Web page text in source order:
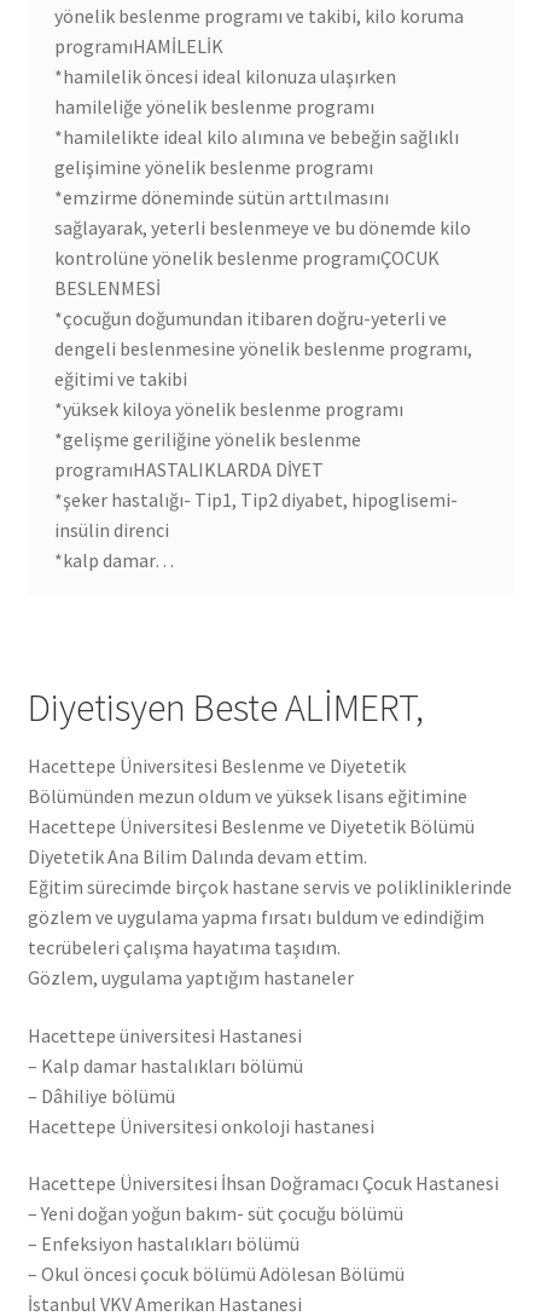
yönelik beslenme programı ve takibi, kilo koruma
programıHAMİLELİK
*hamilelik öncesi ideal kilonuza ulaşırken
hamileliğe yönelik beslenme programı
*hamilelikte ideal kilo alımına ve bebeğin sağlıklı
gelişimine yönelik beslenme programı
*emzirme döneminde sütün arttılmasını
sağlayarak, yeterli beslenmeye ve bu dönemde kilo
kontrolüne yönelik beslenme programıÇOCUK
BESLENMESİ
*çocuğun doğumundan itibaren doğru-yeterli ve
dengeli beslenmesine yönelik beslenme programı,
eğitimi ve takibi
*yüksek kiloya yönelik beslenme programı
*gelişme geriliğine yönelik beslenme
programıHASTALIKLARDA DİYET
*şeker hastalığı- Tip1, Tip2 diyabet, hipoglisemi-
insülin direnci
*kalp damar…
Diyetisyen Beste ALİMERT,
Hacettepe Üniversitesi Beslenme ve Diyetetik
Bölümünden mezun oldum ve yüksek lisans eğitimine
Hacettepe Üniversitesi Beslenme ve Diyetetik Bölümü
Diyetetik Ana Bilim Dalında devam ettim.
Eğitim sürecimde birçok hastane servis ve polikliniklerinde
gözlem ve uygulama yapma fırsatı buldum ve edindiğim
tecrübeleri çalışma hayatıma taşıdım.
Gözlem, uygulama yaptığım hastaneler
Hacettepe üniversitesi Hastanesi
– Kalp damar hastalıkları bölümü
– Dâhiliye bölümü
Hacettepe Üniversitesi onkoloji hastanesi
Hacettepe Üniversitesi İhsan Doğramacı Çocuk Hastanesi
– Yeni doğan yoğun bakım- süt çocuğu bölümü
– Enfeksiyon hastalıkları bölümü
– Okul öncesi çocuk bölümü Adölesan Bölümü
İstanbul VKV Amerikan Hastanesi